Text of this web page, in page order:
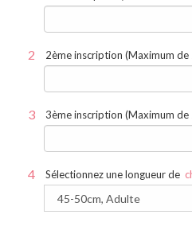
2ème inscription (Maximum de
3ème inscription (Maximum de
Sélectionnez une longueur de